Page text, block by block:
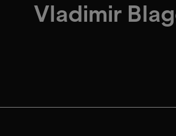
Vladimir